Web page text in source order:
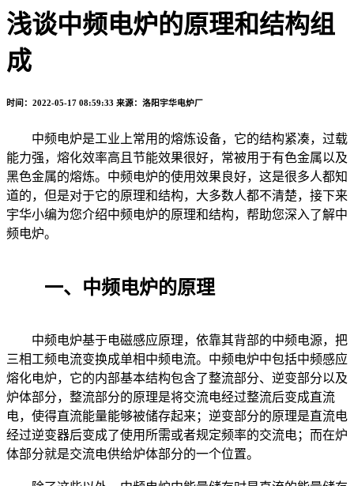
浅谈中频电炉的原理和结构组
成
时间：2022-05-17 08:59:33 来源：洛阳宇华电炉厂
中频电炉是工业上常用的熔炼设备，它的结构紧凑，过载
能力强，熔化效率高且节能效果很好，常被用于有色金属以及
黑色金属的熔炼。中频电炉的使用效果良好，这是很多人都知
道的，但是对于它的原理和结构，大多数人都不清楚，接下来
宇华小编为您介绍中频电炉的原理和结构，帮助您深入了解中
频电炉。
一、中频电炉的原理
中频电炉基于电磁感应原理，依靠其背部的中频电源，把
三相工频电流变换成单相中频电流。中频电炉中包括中频感应
熔化电炉，它的内部基本结构包含了整流部分、逆变部分以及
炉体部分，整流部分的原理是将交流电经过整流后变成直流
电，使得直流能量能够被储存起来；逆变部分的原理是直流电
经过逆变器后变成了使用所需或者规定频率的交流电；而在炉
体部分就是交流电供给炉体部分的一个位置。